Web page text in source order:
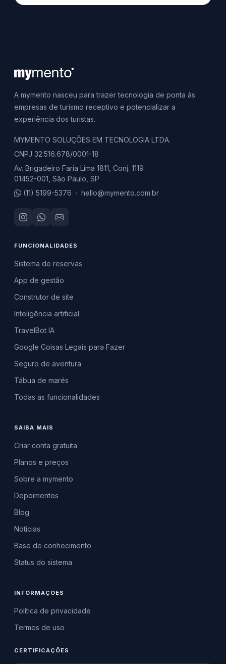
A mymento nasceu para trazer tecnologia de ponta às
empresas de turismo receptivo e potencializar a
experiência dos turistas.
MYMENTO SOLUÇÕES EM TECNOLOGIA LTDA.
CNPJ 32.516.678/0001-18
Av. Brigadeiro Faria Lima 1811, Conj. 1119
01452-001, São Paulo, SP
(11) 5199-5376 · hello@mymento.com.br
FUNCIONALIDADES
Sistema de reservas
App de gestão
Construtor de site
Inteligência artificial
TravelBot IA
Google Coisas Legais para Fazer
Seguro de aventura
Tábua de marés
Todas as funcionalidades
SAIBA MAIS
Criar conta gratuita
Planos e preços
Sobre a mymento
Depoimentos
Blog
Notícias
Base de conhecimento
Status do sistema
INFORMAÇÕES
Política de privacidade
Termos de uso
CERTIFICAÇÕES